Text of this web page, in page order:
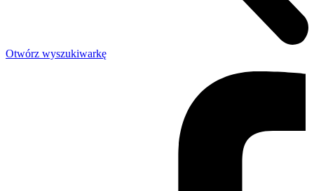
Otwórz wyszukiwarkę